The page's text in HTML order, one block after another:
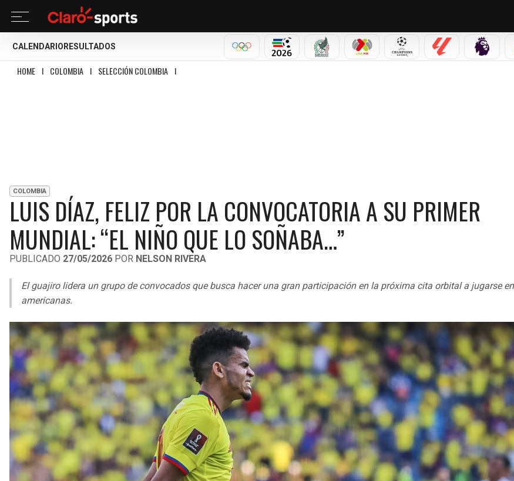
CALENDARIO RESULTADOS
OLÍMPICOSMUNDIAL 2026SELECCIÓN MEXICANA
LIGA MX CHAMPIONS LEAGUE
LALIGA
HOME I COLOMBIA I SELECCIÓN COLOMBIA I
COLOMBIA
LUIS DÍAZ, FELIZ POR LA CONVOCATORIA A SU PRIMER
MUNDIAL: “EL NIÑO QUE LO SOÑABA…”
PUBLICADO 27/05/2026 POR NELSON RIVERA
El guajiro lidera un grupo de convocados que busca hacer una gran participación en la próxima cita orbital a jugarse
americanas.